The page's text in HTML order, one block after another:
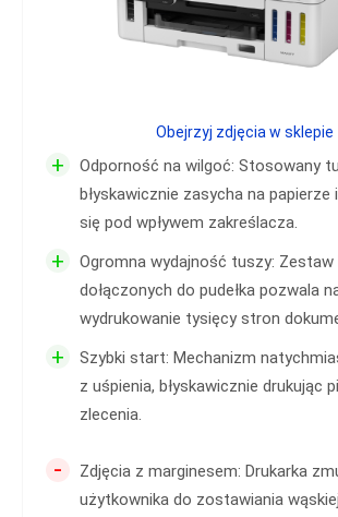
+
Odporność na wilgoć: Stosowany
błyskawicznie zasycha na papierze
się pod wpływem zakreślacza.
+
Ogromna wydajność tuszy: Zestaw
dołączonych do pudełka pozwala
wydrukowanie tysięcy stron
+
Szybki start: Mechanizm
z uśpienia, błyskawicznie drukując
zlecenia.
-
Zdjęcia z marginesem: Drukarka
użytkownika do zostawiania
Obejrzyj zdjęcia w sklepie